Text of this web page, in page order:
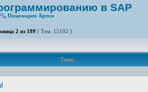
в SAP
, Пономарев Артем
2 из 189 [ Тем: 15102 ]
Темы